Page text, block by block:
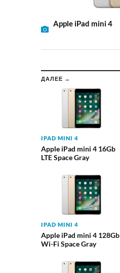
Apple iPad mini 4
ДАЛЕЕ →
IPAD MINI 4
Apple iPad mini 4 16Gb
LTE Space Gray
IPAD MINI 4
Apple iPad mini 4 128Gb
Wi-Fi Space Gray